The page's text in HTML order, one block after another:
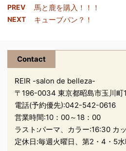
休業日 R５年５月５日
（金曜日） こどもの日
きます！ 宜しくお願い致
します。 美容室REIR…
PREV 馬と鹿を購入！！！
NEXT キューブパン？！
Contact
REIR -salon de belleza-
〒196-0034 東京都昭島市玉川
電話(予約優先):042-542-0616
営業時間:10：00～18：00
ラスト:パーマ、カラー:16:30 カ
定休日:毎週火曜日、第2・4・5